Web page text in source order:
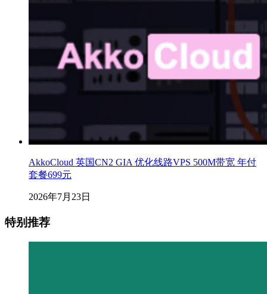
AkkoCloud 英国CN2 GIA 优化线路VPS 500M带宽 年付
套餐699元
2026年7月23日
特别推荐